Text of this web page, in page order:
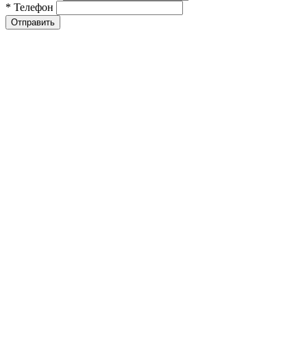
* Телефон
Отправить